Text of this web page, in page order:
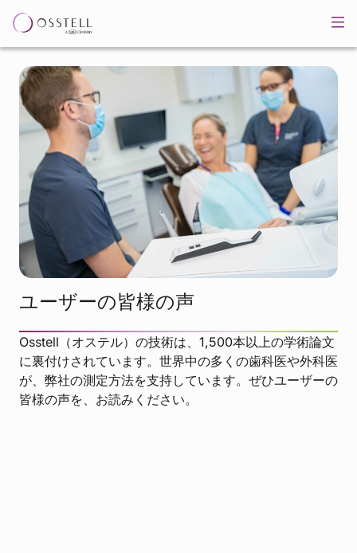
ユーザーの皆様の声
Osstell（オステル）の技術は、1,500本以上の学術論文
に裏付けされています。世界中の多くの歯科医や外科医
が、弊社の測定方法を支持しています。ぜひユーザーの
皆様の声を、お読みください。